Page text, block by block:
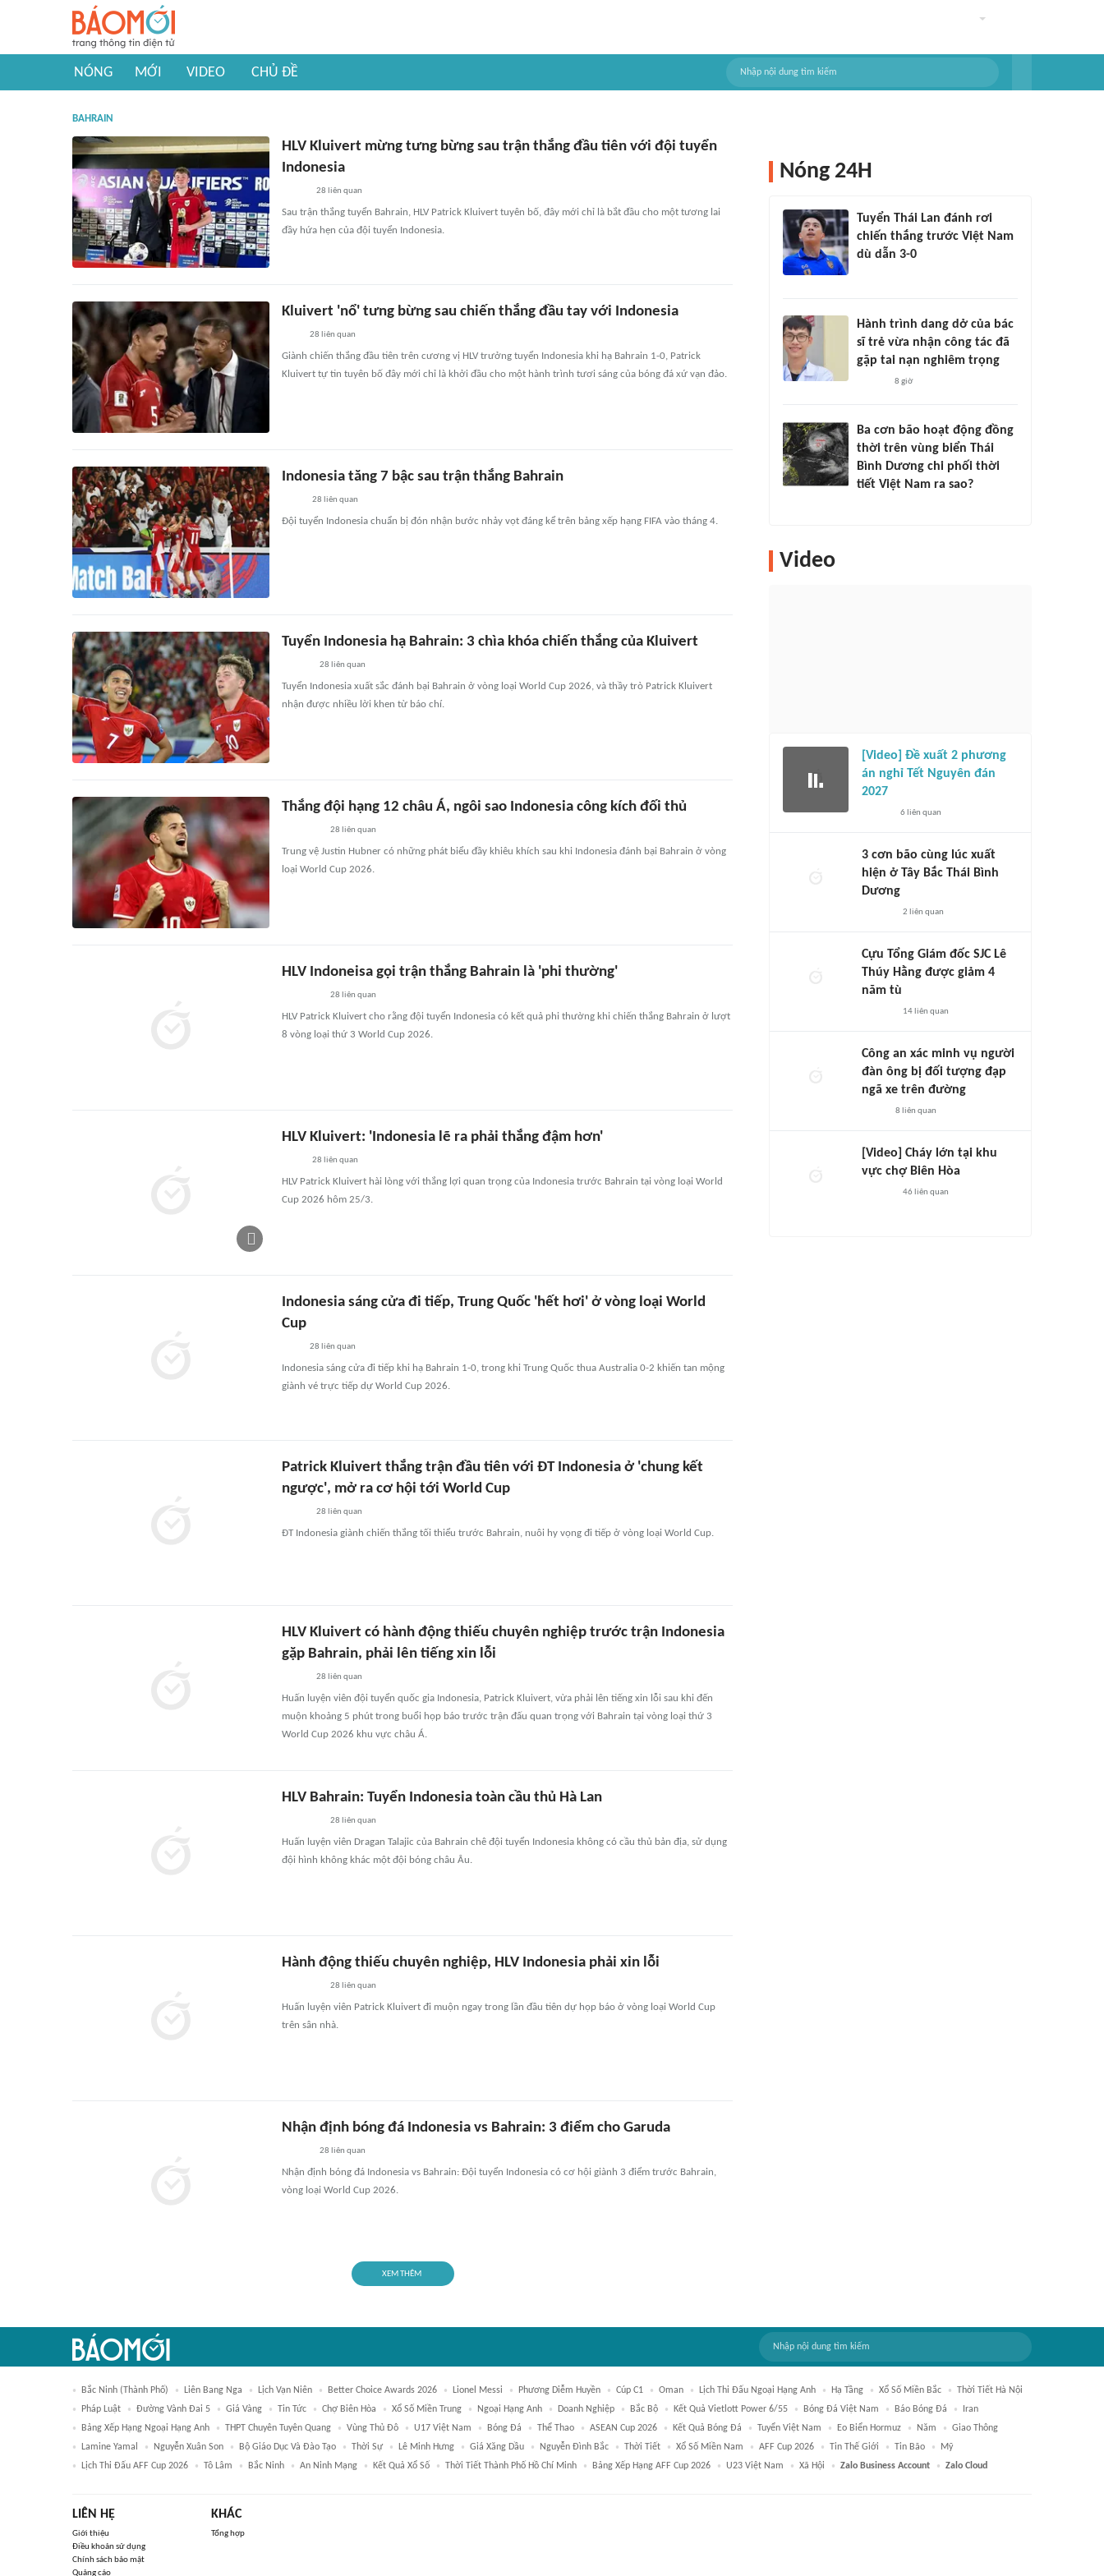
NÓNG MỚI VIDEO CHỦ ĐỀ
BAHRAIN
HLV Kluivert mừng tưng bừng sau trận thắng đầu tiên với đội tuyển
Indonesia
28 liên quan
Sau trận thắng tuyển Bahrain, HLV Patrick Kluivert tuyên bố, đây mới chỉ là bắt đầu cho một tương lai
đầy hứa hẹn của đội tuyển Indonesia.
Kluivert 'nổ' tưng bừng sau chiến thắng đầu tay với Indonesia
28 liên quan
Giành chiến thắng đầu tiên trên cương vị HLV trưởng tuyển Indonesia khi hạ Bahrain 1-0, Patrick
Kluivert tự tin tuyên bố đây mới chỉ là khởi đầu cho một hành trình tươi sáng của bóng đá xứ vạn đảo.
Indonesia tăng 7 bậc sau trận thắng Bahrain
28 liên quan
Đội tuyển Indonesia chuẩn bị đón nhận bước nhảy vọt đáng kể trên bảng xếp hạng FIFA vào tháng 4.
Tuyển Indonesia hạ Bahrain: 3 chìa khóa chiến thắng của Kluivert
28 liên quan
Tuyển Indonesia xuất sắc đánh bại Bahrain ở vòng loại World Cup 2026, và thầy trò Patrick Kluivert
nhận được nhiều lời khen từ báo chí.
Thắng đội hạng 12 châu Á, ngôi sao Indonesia công kích đối thủ
28 liên quan
Trung vệ Justin Hubner có những phát biểu đầy khiêu khích sau khi Indonesia đánh bại Bahrain ở vòng
loại World Cup 2026.
HLV Indoneisa gọi trận thắng Bahrain là 'phi thường'
28 liên quan
HLV Patrick Kluivert cho rằng đội tuyển Indonesia có kết quả phi thường khi chiến thắng Bahrain ở lượt
8 vòng loại thứ 3 World Cup 2026.
HLV Kluivert: 'Indonesia lẽ ra phải thắng đậm hơn'
28 liên quan
HLV Patrick Kluivert hài lòng với thắng lợi quan trọng của Indonesia trước Bahrain tại vòng loại World
Cup 2026 hôm 25/3.
Indonesia sáng cửa đi tiếp, Trung Quốc 'hết hơi' ở vòng loại World
Cup
28 liên quan
Indonesia sáng cửa đi tiếp khi hạ Bahrain 1-0, trong khi Trung Quốc thua Australia 0-2 khiến tan mộng
giành vé trực tiếp dự World Cup 2026.
Patrick Kluivert thắng trận đầu tiên với ĐT Indonesia ở 'chung kết
ngược', mở ra cơ hội tới World Cup
28 liên quan
ĐT Indonesia giành chiến thắng tối thiểu trước Bahrain, nuôi hy vọng đi tiếp ở vòng loại World Cup.
HLV Kluivert có hành động thiếu chuyên nghiệp trước trận Indonesia
gặp Bahrain, phải lên tiếng xin lỗi
28 liên quan
Huấn luyện viên đội tuyển quốc gia Indonesia, Patrick Kluivert, vừa phải lên tiếng xin lỗi sau khi đến
muộn khoảng 5 phút trong buổi họp báo trước trận đấu quan trọng với Bahrain tại vòng loại thứ 3
World Cup 2026 khu vực châu Á.
HLV Bahrain: Tuyển Indonesia toàn cầu thủ Hà Lan
28 liên quan
Huấn luyện viên Dragan Talajic của Bahrain chê đội tuyển Indonesia không có cầu thủ bản địa, sử dụng
đội hình không khác một đội bóng châu Âu.
Hành động thiếu chuyên nghiệp, HLV Indonesia phải xin lỗi
28 liên quan
Huấn luyện viên Patrick Kluivert đi muộn ngay trong lần đầu tiên dự họp báo ở vòng loại World Cup
trên sân nhà.
Nhận định bóng đá Indonesia vs Bahrain: 3 điểm cho Garuda
28 liên quan
Nhận định bóng đá Indonesia vs Bahrain: Đội tuyển Indonesia có cơ hội giành 3 điểm trước Bahrain,
vòng loại World Cup 2026.
XEM THÊM
Nóng 24H
Tuyển Thái Lan đánh rơi
chiến thắng trước Việt Nam
dù dẫn 3-0
Hành trình dang dở của bác
sĩ trẻ vừa nhận công tác đã
gặp tai nạn nghiêm trọng
8 giờ
Ba cơn bão hoạt động đồng
thời trên vùng biển Thái
Bình Dương chi phối thời
tiết Việt Nam ra sao?
Video
[Video] Đề xuất 2 phương
án nghỉ Tết Nguyên đán
2027
6 liên quan
3 cơn bão cùng lúc xuất
hiện ở Tây Bắc Thái Bình
Dương
2 liên quan
Cựu Tổng Giám đốc SJC Lê
Thúy Hằng được giảm 4
năm tù
14 liên quan
Công an xác minh vụ người
đàn ông bị đối tượng đạp
ngã xe trên đường
8 liên quan
[Video] Cháy lớn tại khu
vực chợ Biên Hòa
46 liên quan
Bắc Ninh (thành Phố) Liên Bang Nga Lịch Vạn Niên Better Choice Awards 2026 Lionel Messi Phương Diễm Huyền Cúp C1 Oman Lịch Thi Đấu Ngoại Hạng Anh Hạ Tầng Xổ Số Miền Bắc
Thời Tiết Hà Nội
Pháp Luật
Đường Vành Đai 5 Giá Vàng Tin Tức Chợ Biên Hòa Xổ Số Miền Trung Ngoại Hạng Anh Doanh Nghiệp Bắc Bộ Kết Quả Vietlott Power 6/55 Bóng Đá Việt Nam Báo Bóng Đá
Iran
Bảng Xếp Hạng Ngoại Hạng Anh
THPT Chuyên Tuyên Quang Vùng Thủ Đô U17 Việt Nam Bóng Đá Thể Thao ASEAN Cup 2026 Kết Quả Bóng Đá Tuyển Việt Nam Eo Biển Hormuz Năm
Giao Thông
Lamine Yamal
Nguyễn Xuân Son Bộ Giáo Dục Và Đào Tạo Thời Sự Lê Minh Hưng Giá Xăng Dầu Nguyễn Đình Bắc Thời Tiết Xổ Số Miền Nam AFF Cup 2026 Tin Thế Giới Tin Bão
Mỹ
Lịch Thi Đấu AFF Cup 2026
Tô Lâm Bắc Ninh An Ninh Mạng Kết Quả Xổ Số Thời Tiết Thành Phố Hồ Chí Minh Bảng Xếp Hạng AFF Cup 2026 U23 Việt Nam Xã Hội Zalo Business Account Zalo Cloud
LIÊN HỆ
Giới thiệu
Điều khoản sử dụng
Chính sách bảo mật
Quảng cáo
KHÁC
Tổng hợp